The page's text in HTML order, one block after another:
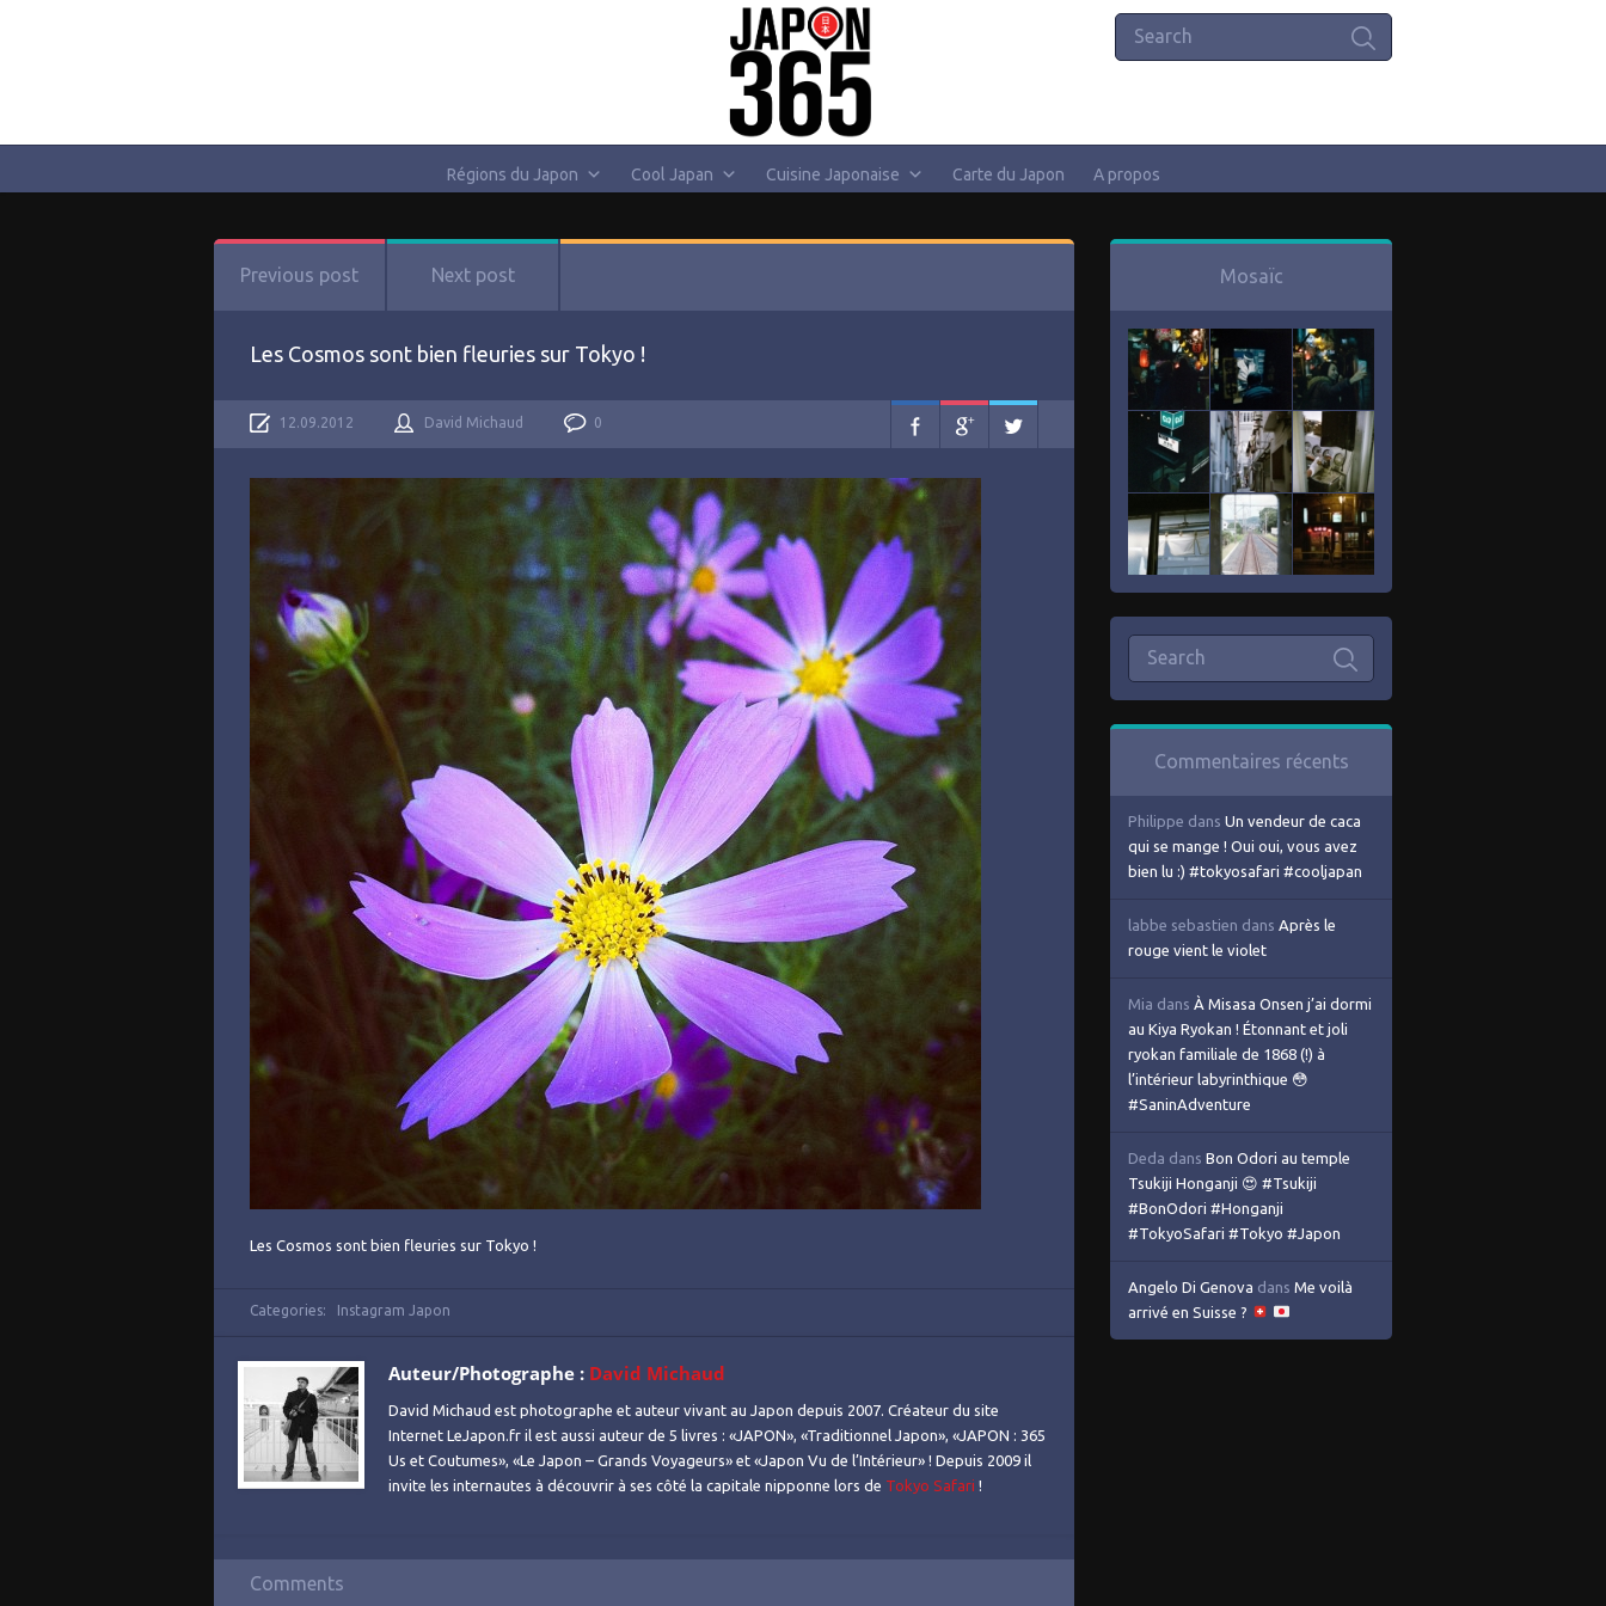
Régions du Japon Cool Japan Cuisine Japonaise Carte du Japon A propos
Previous post Next post
Les Cosmos sont bien fleuries sur Tokyo !
12.09.2012 David Michaud 0
Les Cosmos sont bien fleuries sur Tokyo !
Categories: Instagram Japon
Auteur/Photographe : David Michaud
David Michaud est photographe et auteur vivant au Japon depuis 2007. Créateur du site
Internet LeJapon.fr il est aussi auteur de 5 livres : «JAPON», «Traditionnel Japon», «JAPON : 365
Us et Coutumes», «Le Japon – Grands Voyageurs» et «Japon Vu de l’Intérieur» ! Depuis 2009 il
invite les internautes à découvrir à ses côté la capitale nipponne lors de Tokyo Safari !
Comments
Mosaïc
Commentaires récents
Philippe dans Un vendeur de caca
qui se mange ! Oui oui, vous avez
bien lu :) #tokyosafari #cooljapan
labbe sebastien dans Après le
rouge vient le violet
Mia dans À Misasa Onsen j’ai dormi
au Kiya Ryokan ! Étonnant et joli
ryokan familiale de 1868 (!) à
l’intérieur labyrinthique 😳
#SaninAdventure
Deda dans Bon Odori au temple
Tsukiji Honganji 😍 #Tsukiji
#BonOdori #Honganji
#TokyoSafari #Tokyo #Japon
Angelo Di Genova dans Me voilà
arrivé en Suisse ?